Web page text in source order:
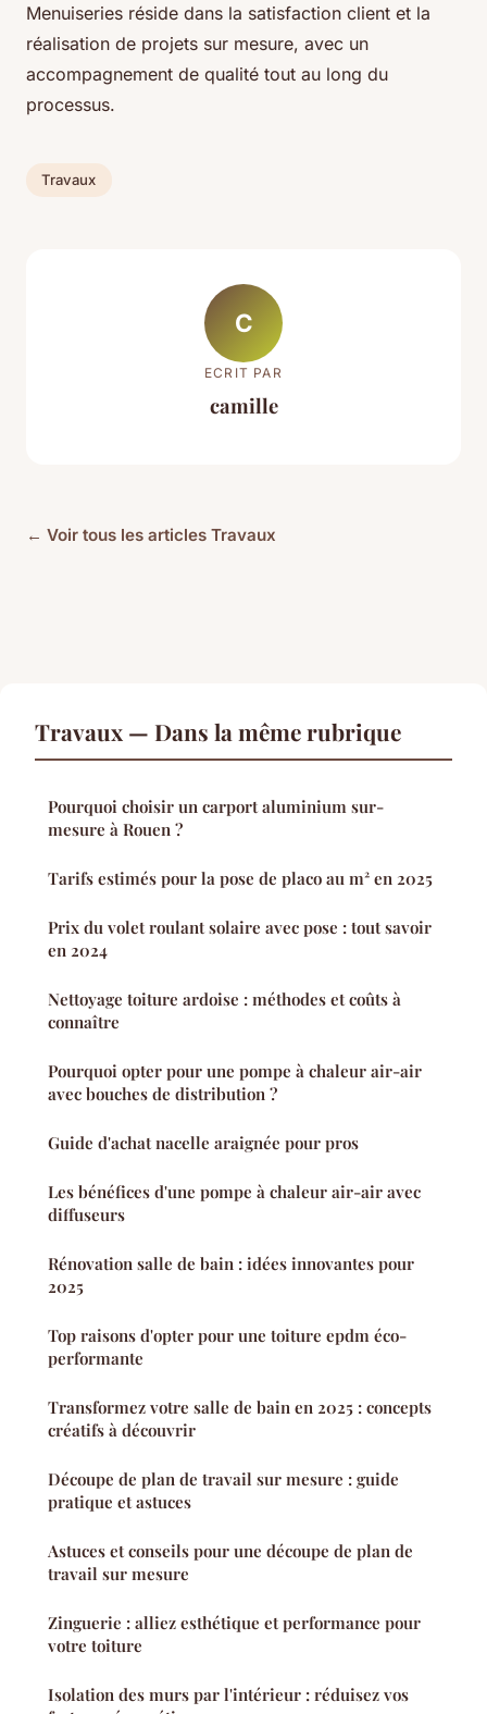
Menuiseries réside dans la satisfaction client et la
réalisation de projets sur mesure, avec un
accompagnement de qualité tout au long du
processus.
Travaux
C
ECRIT PAR
camille
← Voir tous les articles Travaux
Travaux — Dans la même rubrique
Pourquoi choisir un carport aluminium sur-
mesure à Rouen ?
Tarifs estimés pour la pose de placo au m² en 2025
Prix du volet roulant solaire avec pose : tout savoir
en 2024
Nettoyage toiture ardoise : méthodes et coûts à
connaître
Pourquoi opter pour une pompe à chaleur air-air
avec bouches de distribution ?
Guide d'achat nacelle araignée pour pros
Les bénéfices d'une pompe à chaleur air-air avec
diffuseurs
Rénovation salle de bain : idées innovantes pour
2025
Top raisons d'opter pour une toiture epdm éco-
performante
Transformez votre salle de bain en 2025 : concepts
créatifs à découvrir
Découpe de plan de travail sur mesure : guide
pratique et astuces
Astuces et conseils pour une découpe de plan de
travail sur mesure
Zinguerie : alliez esthétique et performance pour
votre toiture
Isolation des murs par l'intérieur : réduisez vos